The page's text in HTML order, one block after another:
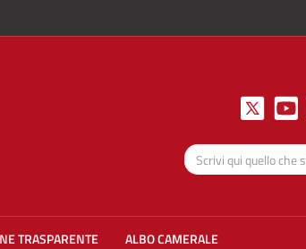
TRASPARENTE ALBO CAMERALE